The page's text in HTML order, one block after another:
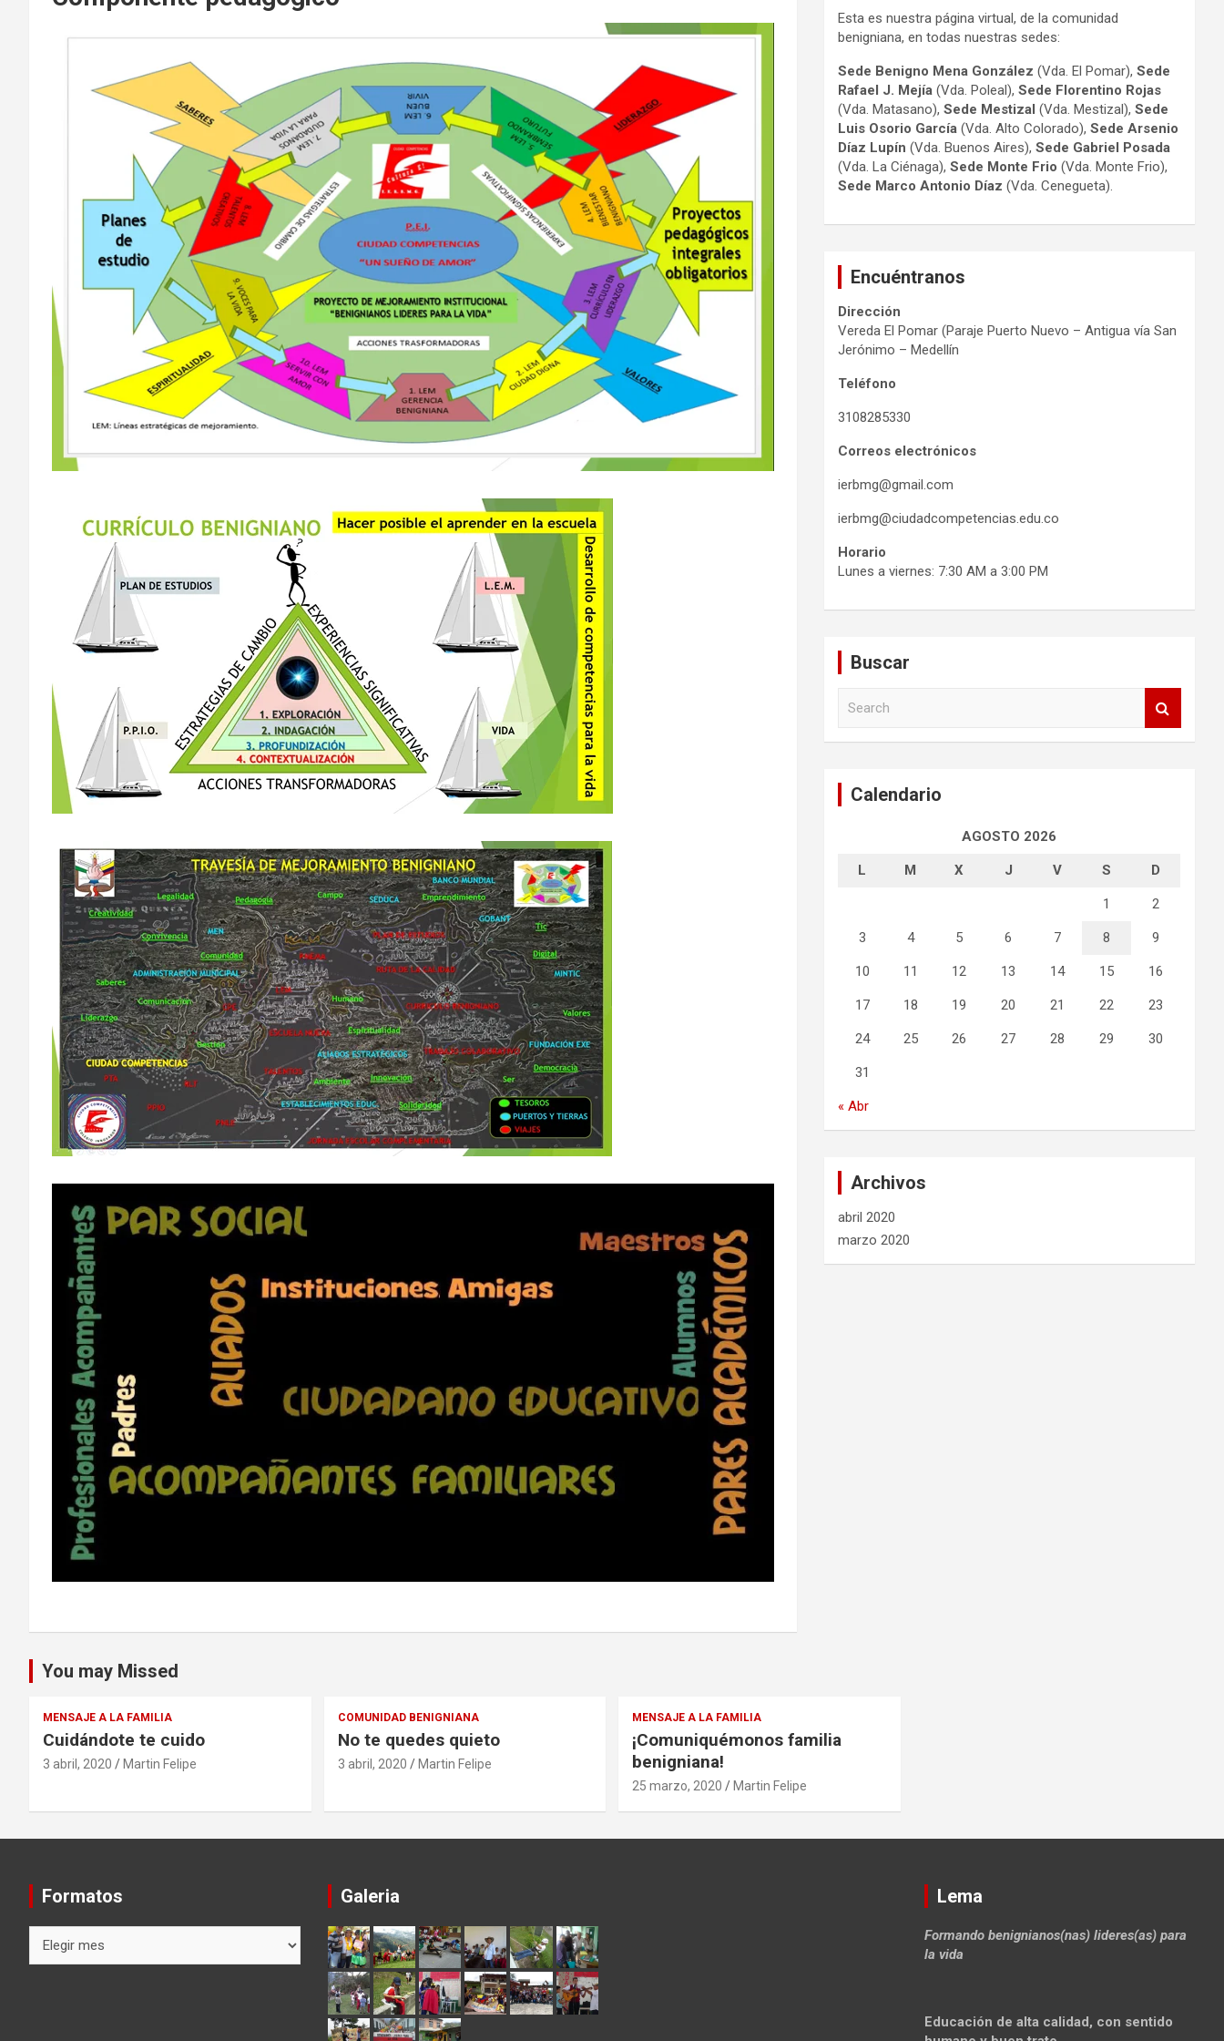
Esta es nuestra página virtual, de la comunidad
benigniana, en todas nuestras sedes:
Sede Benigno Mena González (Vda. El Pomar),Sede
Rafael J. Mejía (Vda. Poleal),Sede Florentino Rojas
(Vda. Matasano),Sede Mestizal (Vda. Mestizal),Sede
Luis Osorio García (Vda. Alto Colorado),Sede Arsenio
Díaz Lupín (Vda. Buenos Aires),Sede Gabriel Posada
(Vda. La Ciénaga),Sede Monte Frio (Vda. Monte Frio),
Sede Marco Antonio Díaz (Vda. Cenegueta).
Encuéntranos
Dirección
Vereda El Pomar (Paraje Puerto Nuevo – Antigua vía San
Jerónimo – Medellín
Teléfono
3108285330
Correos electrónicos
ierbmg@gmail.com
ierbmg@ciudadcompetencias.edu.co
Horario
Lunes a viernes: 7:30 AM a 3:00 PM
Buscar
Calendario
AGOSTO 2026
L M X J V S D
1 2
3 4 5 6 7 8 9
10 11 12 13 14 15 16
17 18 19 20 21 22 23
24 25 26 27 28 29 30
31
« Abr
Archivos
abril 2020
marzo 2020
You may Missed
MENSAJE A LA FAMILIA
Cuidándote te cuido
3 abril, 2020 Martin Felipe
COMUNIDAD BENIGNIANA
No te quedes quieto
3 abril, 2020 Martin Felipe
MENSAJE A LA FAMILIA
¡Comuniquémonos familia
benigniana!
25 marzo, 2020 Martin Felipe
Formatos Galeria Lema
Formando benignianos(nas) lideres(as) para
la vida
Educación de alta calidad, con sentido